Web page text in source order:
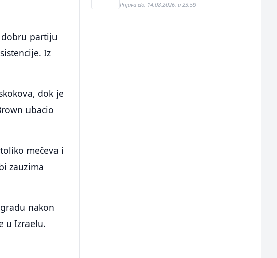
dobru partiju
Iz
dok je
ubacio
mečeva i
zauzima
nakon
u Izraelu.
Prijava do: 14.08.2026. u 23:59